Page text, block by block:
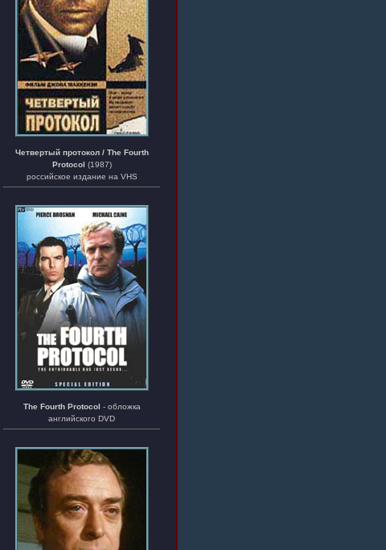
Четвертый протокол / The Fourth
Protocol (1987)
российское издание на VHS
The Fourth Protocol - обложка
английского DVD